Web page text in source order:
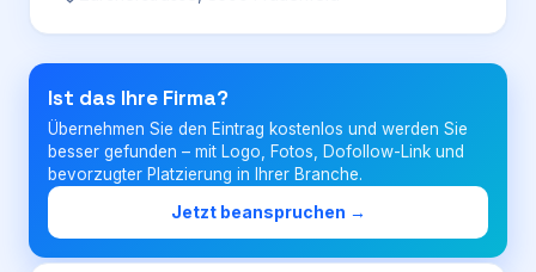
Login
Firma eintragen
Ist das Ihre Firma?
Übernehmen Sie den Eintrag kostenlos und werden Sie
besser gefunden – mit Logo, Fotos, Dofollow-Link und
bevorzugter Platzierung in Ihrer Branche.
Jetzt beanspruchen →